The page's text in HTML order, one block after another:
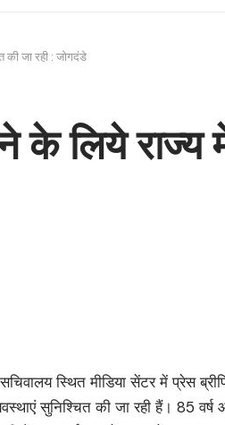
की जा रही : जोगदंडे
के लिये राज्य